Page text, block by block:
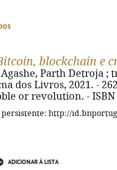
blockchain e
Parth Detroja ;
dos Livros, 2021. -
or revolution. - ISBN
http://
ADICIONAR À LISTA